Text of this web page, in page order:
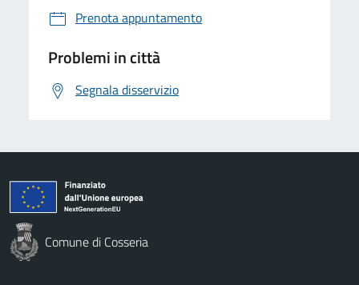
Prenota appuntamento
Problemi in città
Segnala disservizio
Comune di Cosseria